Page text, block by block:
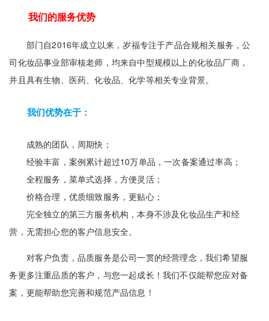
我们的服务优势
部门自2016年成立以来，岁福专注于产品合规相关服务，公
司化妆品事业部审核老师，均来自中型规模以上的化妆品厂商，
并且具有生物、医药、化妆品、化学等相关专业背景。
我们优势在于：
成熟的团队，周期快；
经验丰富，案例累计超过10万单品，一次备案通过率高；
全程服务，菜单式选择，方便灵活；
价格合理，优质细致服务，更贴心；
完全独立的第三方服务机构，本身不涉及化妆品生产和经
营，无需担心您的客户信息安全。
对客户负责，品质服务是公司一贯的经营理念，我们希望服
务更多注重品质的客户，与您一起成长！我们不仅能帮您应对备
案，更能帮助您完善和规范产品信息！